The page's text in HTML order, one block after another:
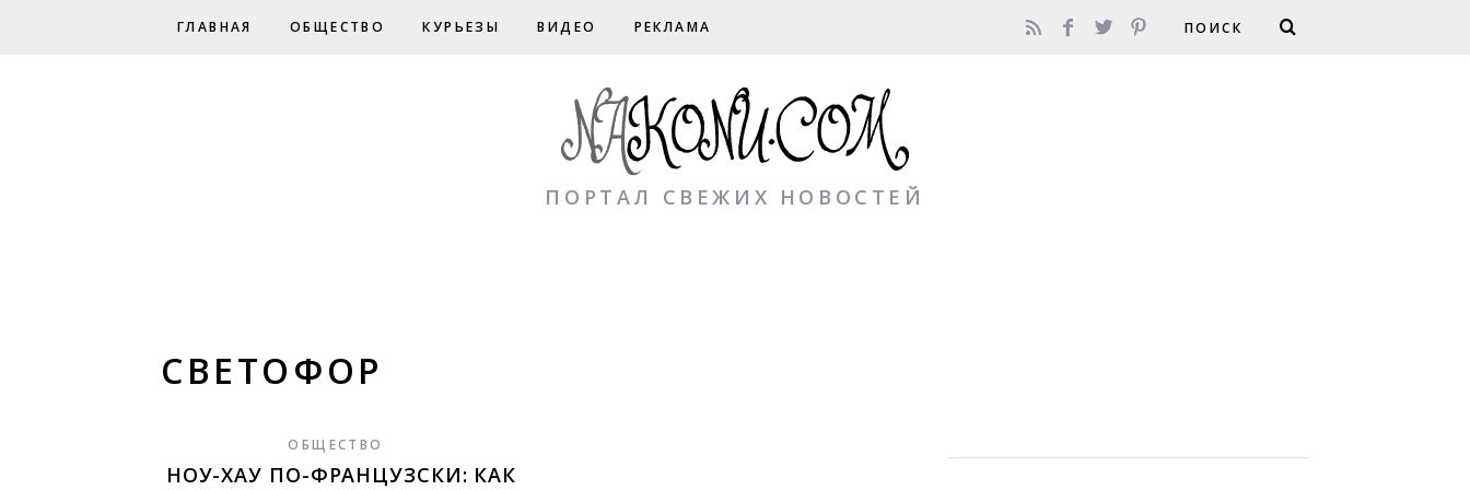
ГЛАВНАЯ ОБЩЕСТВО КУРЬЕЗЫ ВИДЕО РЕКЛАМА
ПОРТАЛ СВЕЖИХ НОВОСТЕЙ
СВЕТОФОР
ОБЩЕСТВО
НОУ-ХАУ ПО-ФРАНЦУЗСКИ: КАК